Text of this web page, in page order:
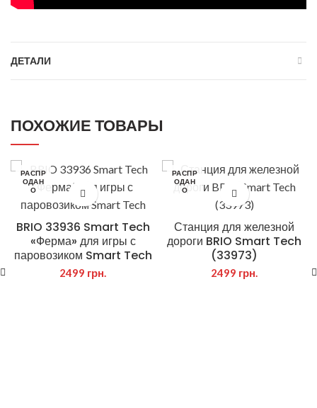
ДЕТАЛИ
ПОХОЖИЕ ТОВАРЫ
РАСПР
ОДАН
О
BRIO 33936 Smart Tech
«Ферма» для игры с
паровозиком Smart Tech
2499 грн.
РАСПР
ОДАН
О
Станция для железной
дороги BRIO Smart Tech
(33973)
2499 грн.